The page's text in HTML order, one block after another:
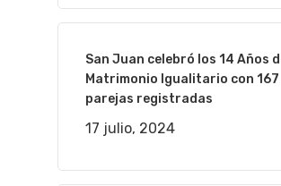
San Juan celebró los 14 Años
Matrimonio Igualitario con 167
parejas registradas
17 julio, 2024